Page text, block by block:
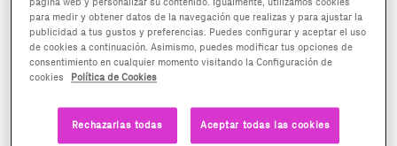
para medir y obtener datos de la navegación que realizas y para ajustar la
publicidad a tus gustos y preferencias. Puedes configurar y aceptar el uso
de cookies a continuación. Asimismo, puedes modificar tus opciones de
consentimiento en cualquier momento visitando la Configuración de
cookies
Política de Cookies
Rechazarlas todas Aceptar todas las cookies